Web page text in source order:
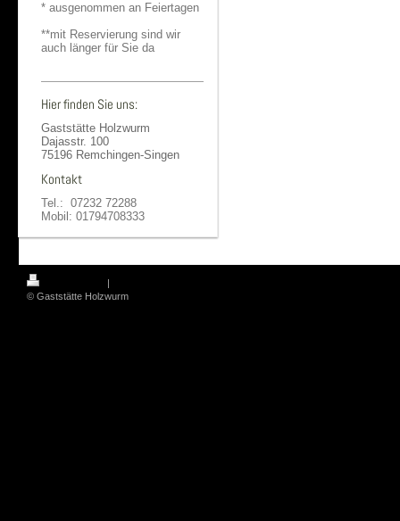
* ausgenommen an Feiertagen
**mit Reservierung sind wir
auch länger für Sie da
Hier finden Sie uns:
Gaststätte Holzwurm
Dajasstr. 100
75196 Remchingen-Singen
Kontakt
Tel.: 07232 72288
Mobil: 01794708333
|
© Gaststätte Holzwurm